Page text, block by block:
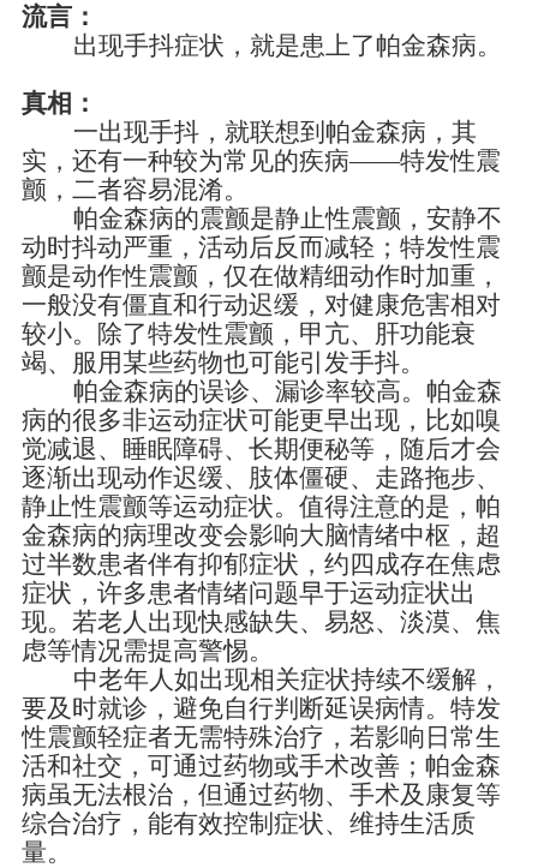
流言：
出现手抖症状，就是患上了帕金森病。
真相：
一出现手抖，就联想到帕金森病，其
实，还有一种较为常见的疾病——特发性震
颤，二者容易混淆。
帕金森病的震颤是静止性震颤，安静不
动时抖动严重，活动后反而减轻；特发性震
颤是动作性震颤，仅在做精细动作时加重，
一般没有僵直和行动迟缓，对健康危害相对
较小。除了特发性震颤，甲亢、肝功能衰
竭、服用某些药物也可能引发手抖。
帕金森病的误诊、漏诊率较高。帕金森
病的很多非运动症状可能更早出现，比如嗅
觉减退、睡眠障碍、长期便秘等，随后才会
逐渐出现动作迟缓、肢体僵硬、走路拖步、
静止性震颤等运动症状。值得注意的是，帕
金森病的病理改变会影响大脑情绪中枢，超
过半数患者伴有抑郁症状，约四成存在焦虑
症状，许多患者情绪问题早于运动症状出
现。若老人出现快感缺失、易怒、淡漠、焦
虑等情况需提高警惕。
中老年人如出现相关症状持续不缓解，
要及时就诊，避免自行判断延误病情。特发
性震颤轻症者无需特殊治疗，若影响日常生
活和社交，可通过药物或手术改善；帕金森
病虽无法根治，但通过药物、手术及康复等
综合治疗，能有效控制症状、维持生活质
量。